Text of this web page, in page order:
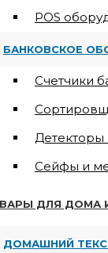
POS
БАНКОВСКОЕ
Счетчики
Детекторы
Сейфы и
ДЛЯ ДОМА
ДОМАШНИЙ